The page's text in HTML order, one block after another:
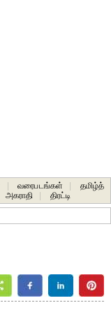
வரைபடங்கள்
தமிழ்த்
அகராதி திரட்டி